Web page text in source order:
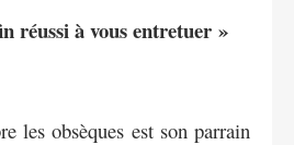
réussi à vous entretuer »
les obsèques est son parrain